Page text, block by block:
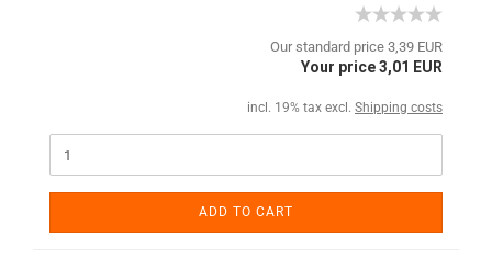
Our standard price 3,39 EUR
Your price 3,01 EUR
incl. 19% tax excl. Shipping costs
ADD TO CART